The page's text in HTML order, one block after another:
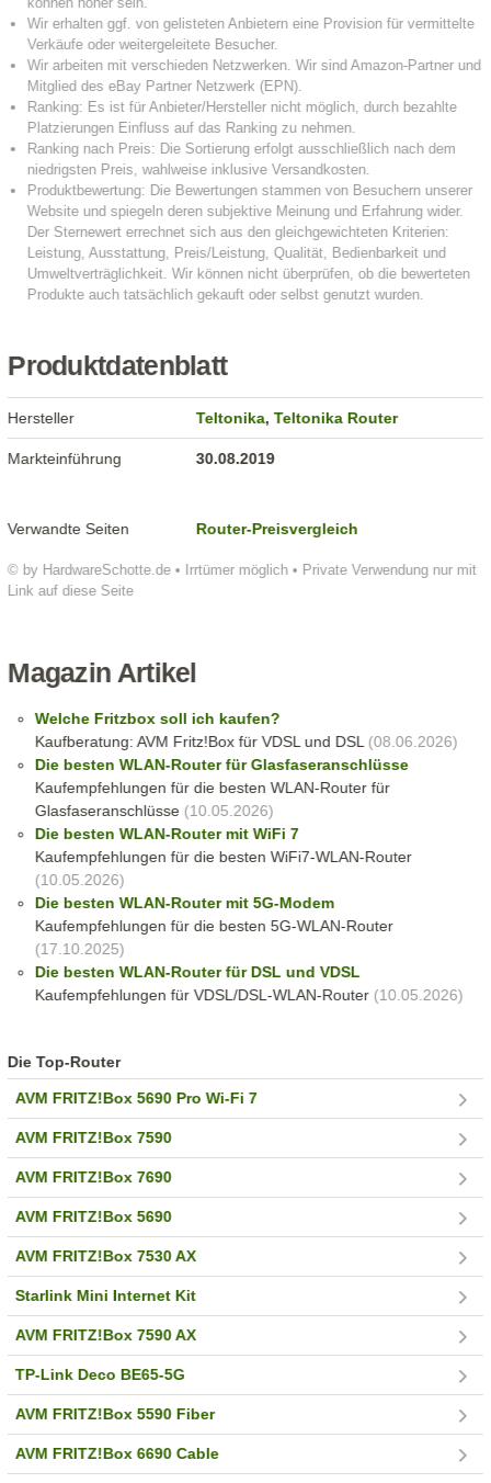
Produktdatenblatt
© by HardwareSchotte.de • Irrtümer möglich • Private Verwendung nur mit
Link auf diese Seite
Hersteller Teltonika,Teltonika Router
Markteinführung 30.08.2019
Verwandte Seiten Router-Preisvergleich
Magazin Artikel
Welche Fritzbox soll ich kaufen?
Kaufberatung: AVM Fritz!Box für VDSL und DSL(08.06.2026)
Die besten WLAN-Router für Glasfaseranschlüsse
Kaufempfehlungen für die besten WLAN-Router für
Glasfaseranschlüsse (10.05.2026)
Die besten WLAN-Router mit WiFi 7
Kaufempfehlungen für die besten WiFi7-WLAN-Router
(10.05.2026)
Die besten WLAN-Router mit 5G-Modem
Kaufempfehlungen für die besten 5G-WLAN-Router
(17.10.2025)
Die besten WLAN-Router für DSL und VDSL
Kaufempfehlungen für VDSL/DSL-WLAN-Router(10.05.2026)
Die Top-Router
AVM FRITZ!Box 5690 Pro Wi-Fi 7
AVM FRITZ!Box 7590
AVM FRITZ!Box 7690
AVM FRITZ!Box 5690
AVM FRITZ!Box 7530 AX
Starlink Mini Internet Kit
AVM FRITZ!Box 7590 AX
TP-Link Deco BE65-5G
AVM FRITZ!Box 5590 Fiber
AVM FRITZ!Box 6690 Cable